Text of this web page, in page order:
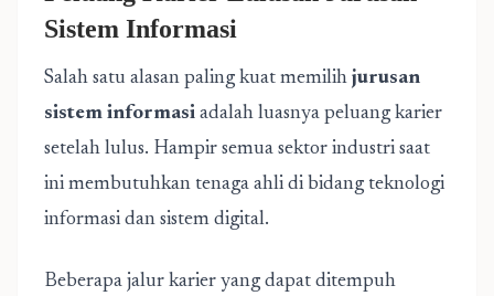
Sistem Informasi
Salah satu alasan paling kuat memilih jurusan
sistem informasi adalah luasnya peluang karier
setelah lulus. Hampir semua sektor industri saat
ini membutuhkan tenaga ahli di bidang teknologi
informasi dan sistem digital.
Beberapa jalur karier yang dapat ditempuh